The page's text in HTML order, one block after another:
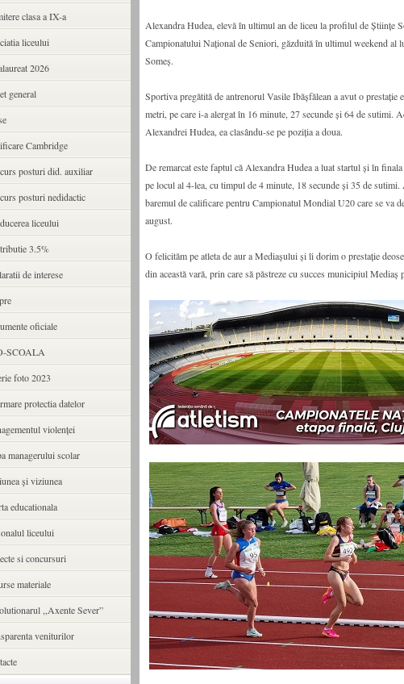
Alexandra Hudea, elevă în ultimul an de liceu la profilul de Științe
Campionatului Național de Seniori, găzduită în ultimul weekend al
Someș.
Sportiva pregătită de antrenorul Vasile Ibășfălean a avut o prestație
metri, pe care i-a alergat în 16 minute, 27 secunde și 64 de sutimi.
Alexandrei Hudea, ea clasându-se pe poziția a doua.
De remarcat este faptul că Alexandra Hudea a luat startul și în
pe locul al 4-lea, cu timpul de 4 minute, 18 secunde și 35 de sutimi.
baremul de calificare pentru Campionatul Mondial U20 care se va
august.
O felicităm pe atleta de aur a Mediașului și îi dorim o prestație
din această vară, prin care să păstreze cu succes municipiul
clasa a IX-a
liceului
2026
general
Cambridge
posturi did. auxiliar
posturi nedidactic
liceului
3.5%
de interese
oficiale
SCOALA
foto 2023
protectia datelor
violenței
managerului scolar
şi viziunea
educationala
liceului
si concursuri
materiale
,,Axente Sever”
veniturilor